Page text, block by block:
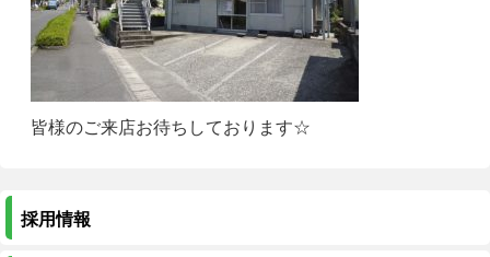
皆様のご来店お待ちしております☆
採用情報